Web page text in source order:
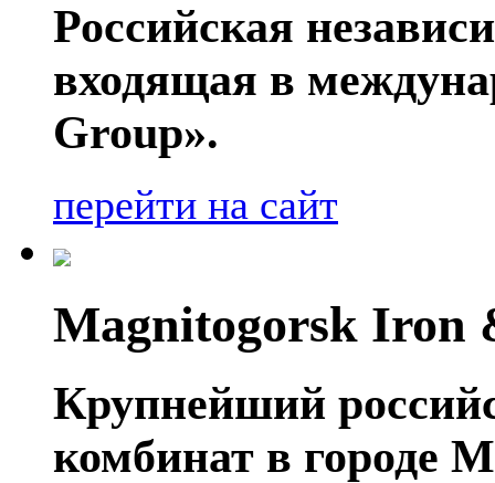
Российская
входящая в
Group».
перейти на сайт
Magnitogorsk Iron
Крупнейший
комбинат в городе